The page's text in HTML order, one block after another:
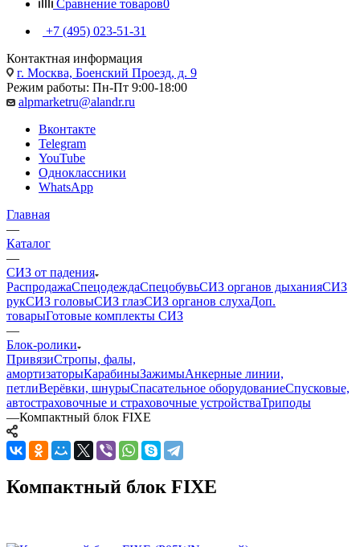
Сравнение товаров0
+7 (495) 023-51-31
Контактная информация
г. Москва, Боенский Проезд, д. 9
Режим работы: Пн-Пт 9:00-18:00
alpmarketru@alandr.ru
Вконтакте
Telegram
YouTube
Одноклассники
WhatsApp
Главная
—
Каталог
—
СИЗ от падения
РаспродажаСпецодеждаСпецобувьСИЗ органов дыханияСИЗ
рукСИЗ головыСИЗ глазСИЗ органов слухаДоп.
товарыГотовые комплекты СИЗ
—
Блок-ролики
ПривязиСтропы, фалы,
амортизаторыКарабиныЗажимыАнкерные линии,
петлиВерёвки, шнурыСпасательное оборудованиеСпусковые,
автостраховочные и страховочные устройстваТриподы
—Компактный блок FIXE
Компактный блок FIXE